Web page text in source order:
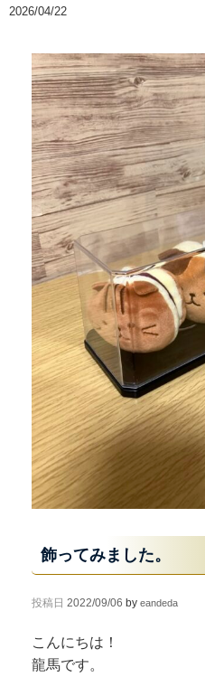
2026/04/22
飾ってみました。
投稿日 2022/09/06 by eandeda
こんにちは！
龍馬です。